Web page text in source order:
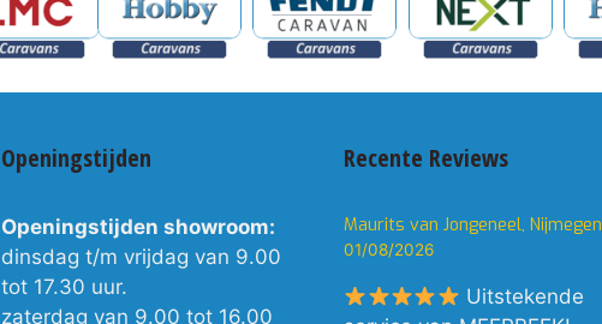
Openingstijden
Openingstijden showroom:
dinsdag t/m vrijdag van 9.00
tot 17.30 uur.
zaterdag van 9.00 tot 16.00
Recente Reviews
Maurits van Jongeneel, Nijmegen
01/08/2026
Uitstekende